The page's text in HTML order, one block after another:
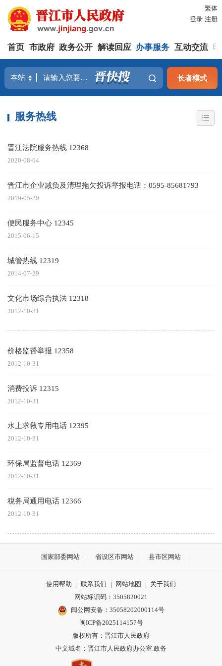
繁体
登录 注册
首页 市政府 政务公开 解读回应 办事服务 互动交流
长者模式
服务热线
晋江法院服务热线 12368
2020-08-04
晋江市企业减负及清理拖欠投诉举报电话：0595-85681793
2019-05-20
便民服务中心 12345
2015-06-15
城管热线 12319
2014-07-29
文化市场综合执法 12318
2012-10-31
价格监督举报 12358
2012-10-31
消费投诉 12315
2012-10-31
水上求救专用电话 12395
2012-10-31
环保局监督电话 12369
2012-10-31
税务局通用电话 12366
2012-10-31
国家部委网站 省设区市网站 县市区网站
使用帮助 | 联系我们 | 网站地图 | 关于我们
网站标识码：3505820021
闽公网安备：35058202000114号
闽ICP备2025114157号
版权所有：晋江市人民政府
中文域名：晋江市人民政府办公室.政务